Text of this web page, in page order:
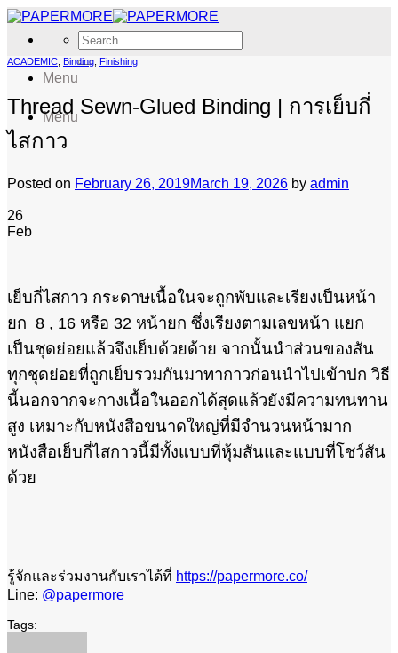
Skip
content
Search
for:
Menu
Menu
ACADEMIC Binding Finishing
Thread Sewn-Glued Binding | การเย็บกี่
ไสกาว
Posted on February 26, 2019March 19, 2026 by admin
26
Feb
เย็บกี่ไสกาว กระดาษเนื้อในจะถูกพับและเรียงเป็นหน้า
ยก 8 , 16 หรือ 32 หน้ายก ซึ่งเรียงตามเลขหน้า แยก
เป็นชุดย่อยแล้วจึงเย็บด้วยด้าย จากนั้นนำส่วนของสัน
ทุกชุดย่อยที่ถูกเย็บรวมกันมาทากาวก่อนนำไปเข้าปก วิธี
นี้นอกจากจะกางเนื้อในออกได้สุดแล้วยังมีความทนทาน
สูง เหมาะกับหนังสือขนาดใหญ่ที่มีจำนวนหน้ามาก
หนังสือเย็บกี่ไสกาวนี้มีทั้งแบบที่หุ้มสันและแบบที่โชว์สัน
ด้วย
รู้จักและร่วมงานกับเราได้ที่ https://papermore.co/
Line: @papermore